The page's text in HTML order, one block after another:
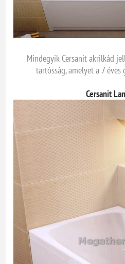
Mindegyik Cersanit akrilkád
tartósság, amelyet a 7 éves
Cersanit